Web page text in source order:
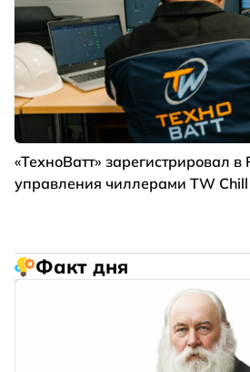
«ТехноВатт» зарегистрировал
управления чиллерами TW Chill
Факт дня